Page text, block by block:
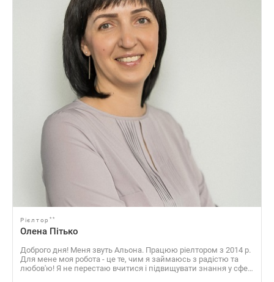
Рієлтор **
Олена Пітько
Доброго дня! Меня звуть Альона. Працюю ріелтором з 2014 р.
Для мене моя робота - це те, чим я займаюсь з радістю та
любов'ю! Я не перестаю вчитися і підвищувати знання у сфері